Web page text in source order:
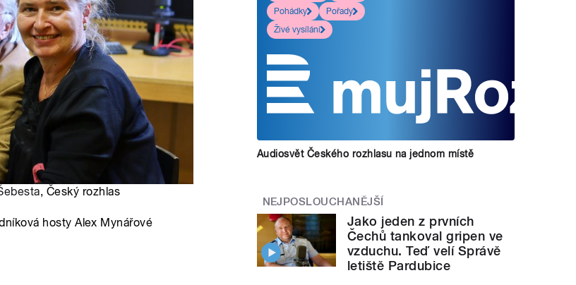
, Český rozhlas
hosty Alex Mynářové
Pohádky
Pořady
Živé vysílání
Audiosvět Českého rozhlasu na jednom místě
NEJPOSLOUCHANĚJŠÍ
Jako jeden z prvních
Čechů tankoval gripen ve
vzduchu. Teď velí Správě
letiště Pardubice